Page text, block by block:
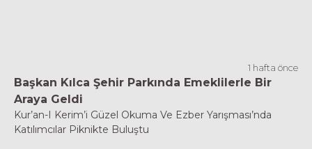
1 hafta önce
Başkan Kılca Şehir Parkında Emeklilerle Bir
Araya Geldi
Kur’an-I Kerim’i Güzel Okuma Ve Ezber Yarışması’nda
Katılımcılar Piknikte Buluştu